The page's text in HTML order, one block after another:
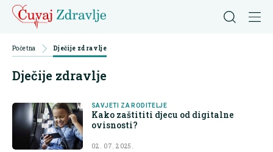
Početna Dječije zdravlje
Dječije zdravlje
SAVJETI ZA RODITELJE
Kako zaštititi djecu od digitalne
ovisnosti?
02. 07. 2025.